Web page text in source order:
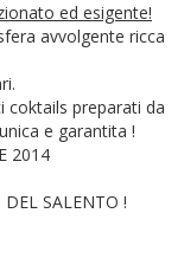
ed esigente!
avvolgente ricca
preparati da
e garantita !
2014
SALENTO !